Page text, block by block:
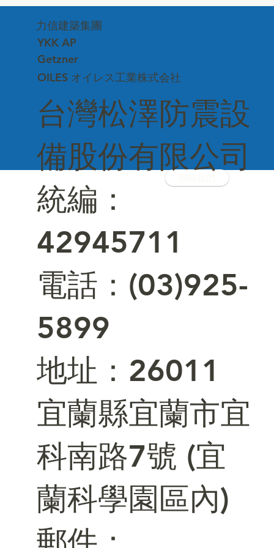
台灣松澤防震設
備股份有限公司
統編：
42945711
電話：(03)925-
5899
​地址：26011
宜蘭縣宜蘭市宜
科南路7號 (宜
蘭科學園區內)
OILES オイレス工業株式会社
Getzner
YKK AP
力信建築集團
Isolation and Noise Reduction,
Shipbuilding Solutions 全系列隔振隔音